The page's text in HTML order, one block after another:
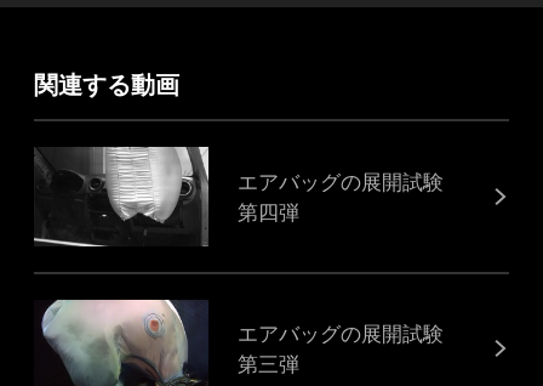
関連する動画
エアバッグの展開試験
第四弾
エアバッグの展開試験
第三弾